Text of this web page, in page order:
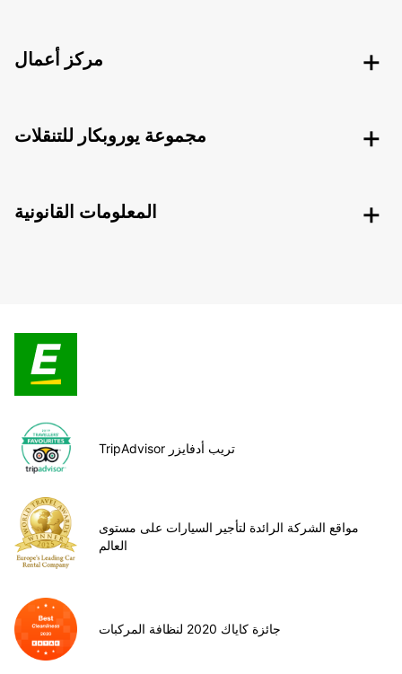
مركز أعمال
مجموعة يوروبكار للتنقلات
المعلومات القانونية
TripAdvisor تريب أدفايزر
مواقع الشركة الرائدة لتأجير السيارات على مستوى
العالم
جائزة كاياك 2020 لنظافة المركبات